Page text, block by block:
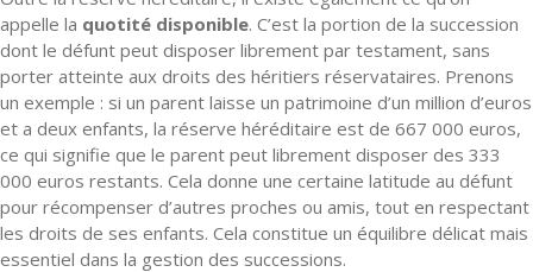
appelle la quotité disponible. C’est la portion de la succession
dont le défunt peut disposer librement par testament, sans
porter atteinte aux droits des héritiers réservataires. Prenons
un exemple : si un parent laisse un patrimoine d’un million d’euros
et a deux enfants, la réserve héréditaire est de 667 000 euros,
ce qui signifie que le parent peut librement disposer des 333
000 euros restants. Cela donne une certaine latitude au défunt
pour récompenser d’autres proches ou amis, tout en respectant
les droits de ses enfants. Cela constitue un équilibre délicat mais
essentiel dans la gestion des successions.